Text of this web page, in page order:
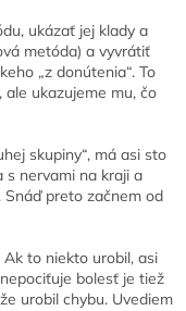
ukázať jej klady a
metóda) a vyvrátiť
„z donútenia“. To
ukazujeme mu, čo
skupiny“, má asi sto
s nervami na kraji a
preto začnem od
Ak to niekto urobil, asi
bolesť je tiež
urobil chybu. Uvediem